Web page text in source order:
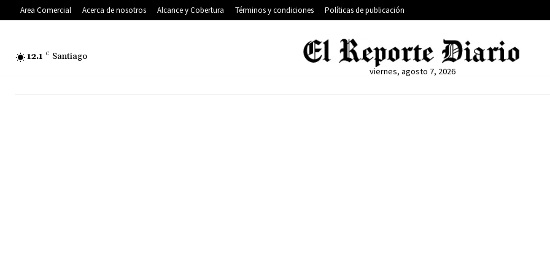
Area Comercial Acerca de nosotros Alcance y Cobertura Términos y condiciones Políticas de publicación
12.1 C Santiago
viernes, agosto 7, 2026